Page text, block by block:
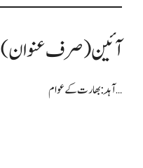
آئین (صرف عنوان)
آہَد: بھارت کے عوام…